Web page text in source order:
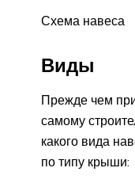
Схема навеса
Виды
Прежде чем
самому
какого вида
по типу крыши: